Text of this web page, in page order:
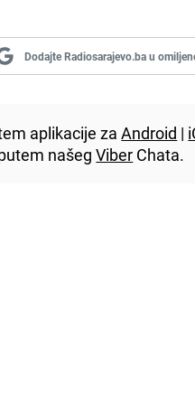
Dodajte Radiosarajevo.ba u
aplikacije zaAndroid |
našegViber Chata.